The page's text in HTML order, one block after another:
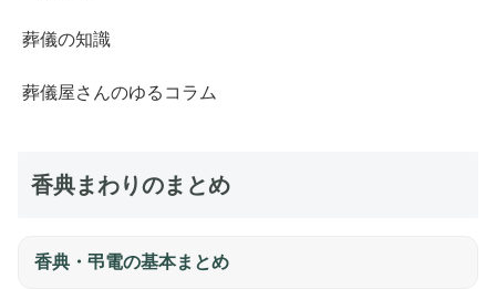
葬儀の知識
葬儀屋さんのゆるコラム
香典まわりのまとめ
香典・弔電の基本まとめ